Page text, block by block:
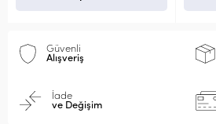
Güvenli
Alışveriş
İade
ve Değişim